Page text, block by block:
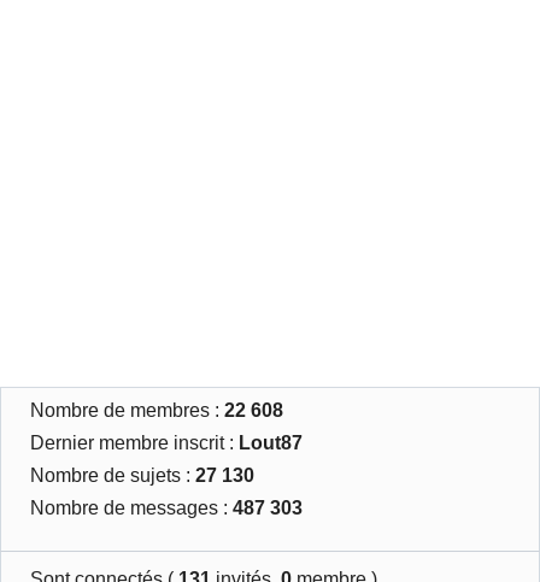
Nombre de membres :22 608
Dernier membre inscrit : Lout87
Nombre de sujets :27 130
Nombre de messages :487 303